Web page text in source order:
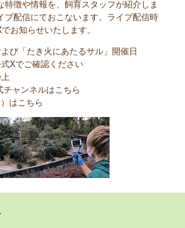
特徴や情報を、飼育スタッフが紹介しま
ブ配信にておこないます。ライブ配信時
お知らせいたします。
び「たき火にあたるサル」開催日
Xでご確認ください
チャンネルはこちら
はこちら